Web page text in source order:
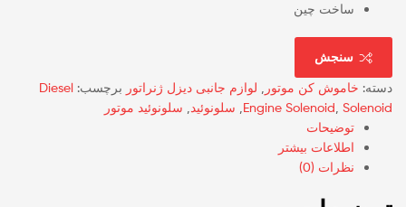
ساخت چین
سنجش
دسته: خاموش کن موتور لوازم جانبی دیزل ژنراتور برچسب: Diesel
Engine Solenoid Solenoid سلونوئید
سلونوئید موتور
توضیحات
اطلاعات بیشتر
نظرات (0)